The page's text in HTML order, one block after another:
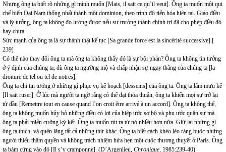
Nhưng ông ta biết rõ những gì mình muốn [Mais, il sait ce qu’il veut]. Ông ta muốn một qui
chế biến Đại Nam thống nhất thành một dominion, theo trình độ tiến hóa hiện tại. Giáo điều
và lý tưởng, ông ta không đo lường được nếu sự trưởng thành chính trị đã cho phép điều đó
hay chưa.
Sức mạnh của ông ta là sự thành thật kế tục [Sa grande force est la sincérité successive].[
239]
Có thể nào thay đổi ông ta mà ông ta không thấy đó là sự bội phản? Ông ta không tin tưởng
ở ý định của chúng ta, dù ông ta ngưỡng mộ và chấp nhận sự ngay thẳng của chúng ta [la
droiture de tel ou tel de notres].
Ông ta chỉ tin tưởng ở những gì phục vụ kế hoạch [desseins] của ông ta. Ông ta lắm mưu kế
[Il sait ruser]. Ở lúc mà người ta ngỡ rằng có thể đạt thỏa thuận, ông ta khiến mọi sự trở lại
từ đầu [Remettre tout en cause quand l’on croit être arrivé à un accord]. Ông ta không thể,
ông ta không muốn hủy bỏ những điều có lợi của hiệp ước sơ bộ và phụ ước quân sự mà
ông ta phải miễn cưỡng ký kết. Ông ta muốn rút ra từ nó nhiều hơn nữa. Giữ lại những gì
ông ta thích, và quên lãng tất cả những thứ khác. Ông ta biết cách khéo léo ràng buộc những
người thiếu thẩm quyền và không trách nhiệm hứa hẹn một cuộc thương thuyết ởParis. Ông
ta bám cứng vào đó [Il s’y cramponne]. (D’Argenlieu, Chronique, 1985:239-40)